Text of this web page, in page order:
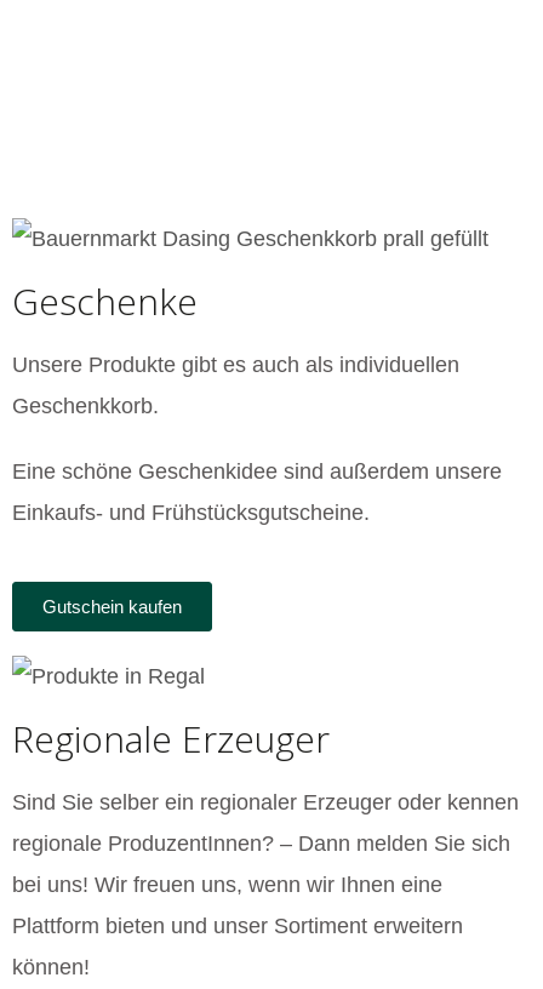
Geschenke
Unsere Produkte gibt es auch als individuellen
Geschenkkorb.
Eine schöne Geschenkidee sind außerdem unsere
Einkaufs- und Frühstücksgutscheine.
Gutschein kaufen
Regionale Erzeuger
Sind Sie selber ein regionaler Erzeuger oder kennen
regionale ProduzentInnen? – Dann melden Sie sich
bei uns! Wir freuen uns, wenn wir Ihnen eine
Plattform bieten und unser Sortiment erweitern
können!